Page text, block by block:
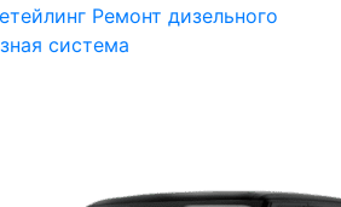
Ремонт дизельного
система